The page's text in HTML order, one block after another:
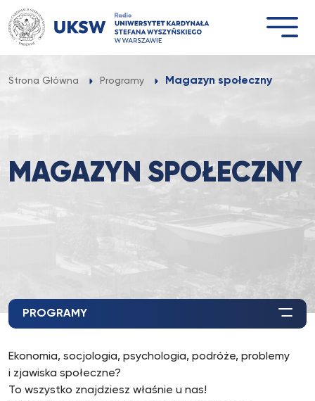
Przejdź
do
treści
Strona Główna Programy Magazyn społeczny
MAGAZYN SPOŁECZNY
PROGRAMY
Ekonomia, socjologia, psychologia, podróże, problemy
i zjawiska społeczne?
To wszystko znajdziesz właśnie u nas!